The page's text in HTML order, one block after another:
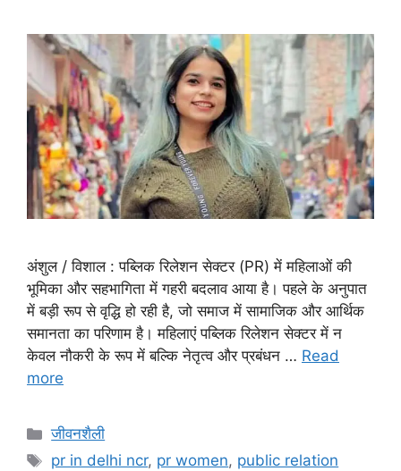
अंशुल / विशाल : पब्लिक रिलेशन सेक्टर (PR) में महिलाओं की
भूमिका और सहभागिता में गहरी बदलाव आया है। पहले के अनुपात
में बड़ी रूप से वृद्धि हो रही है, जो समाज में सामाजिक और आर्थिक
समानता का परिणाम है। महिलाएं पब्लिक रिलेशन सेक्टर में न
केवल नौकरी के रूप में बल्कि नेतृत्व और प्रबंधन … Read
more
जीवनशैली
pr in delhi ncr, pr women, public relation